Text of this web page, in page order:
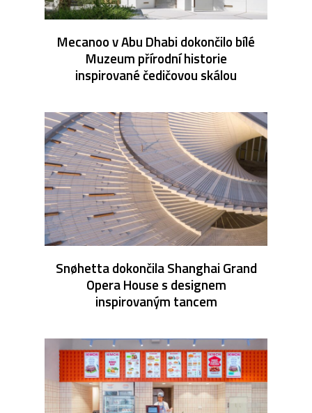
Mecanoo v Abu Dhabi dokončilo bílé
Muzeum přírodní historie
inspirované čedičovou skálou
Snøhetta dokončila Shanghai Grand
Opera House s designem
inspirovaným tancem